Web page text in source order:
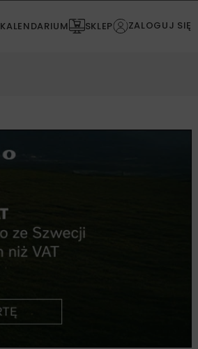
KALENDARIUM SKLEP ZALOGUJ SIĘ